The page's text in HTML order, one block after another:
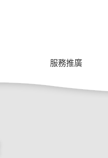
服務推廣